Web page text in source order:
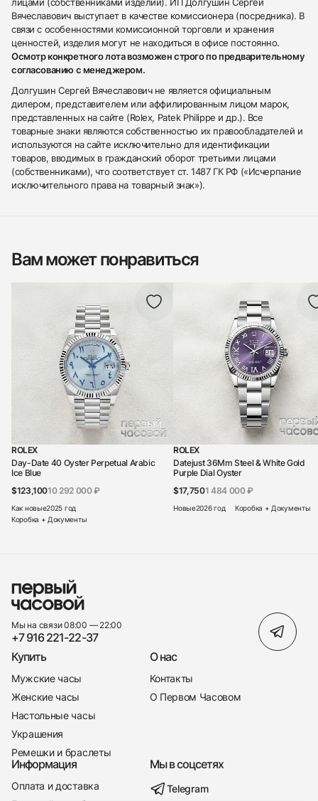
Вячеславович выступает в качестве комиссионера (посредника). В
связи с особенностями комиссионной торговли и хранения
ценностей, изделия могут не находиться в офисе постоянно.
Осмотр конкретного лота возможен строго по предварительному
согласованию с менеджером.
Долгушин Сергей Вячеславович не является официальным
дилером, представителем или аффилированным лицом марок,
представленных на сайте (Rolex, Patek Philippe и др.). Все
товарные знаки являются собственностью их правообладателей и
используются на сайте исключительно для идентификации
товаров, вводимых в гражданский оборот третьими лицами
(собственниками), что соответствует ст. 1487 ГК РФ («Исчерпание
исключительного права на товарный знак»).
Вам может понравиться
ROLEX
Day-Date 40 Oyster Perpetual Arabic
Ice Blue
$123,10010 292 000 ₽
Как новые2025 год
Коробка + Документы
ROLEX
Datejust 36Mm Steel & White Gold
Purple Dial Oyster
$17,7501 484 000 ₽
Новые2026 год Коробка + Документы
Мы на связи 08:00 — 22:00
+7 916 221-22-37
Купить
Мужские часы
Женские часы
Настольные часы
Украшения
Ремешки и браслеты
О нас
Контакты
О Первом Часовом
Информация
Оплата и доставка
Мы в соцсетях
Telegram